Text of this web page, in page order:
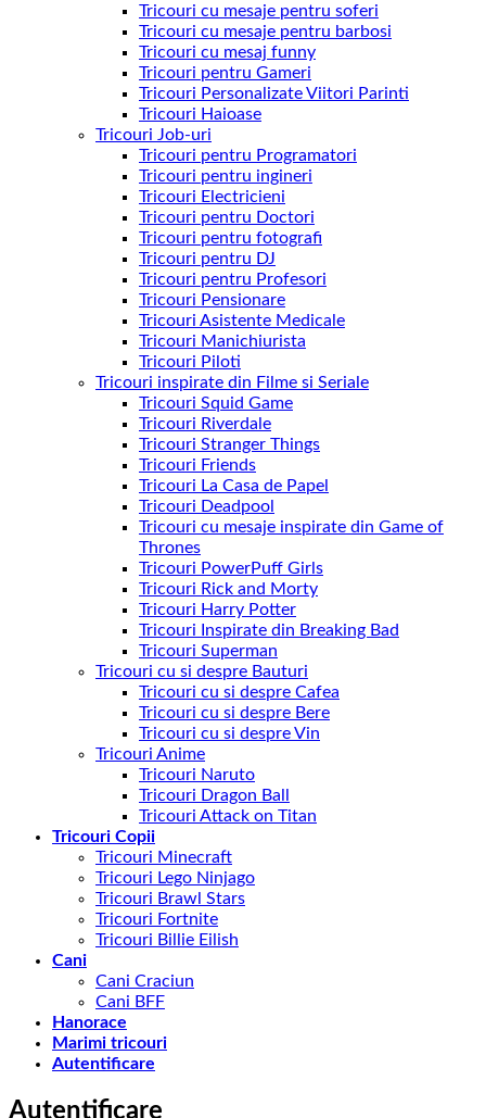
Tricouri cu mesaje pentru soferi
Tricouri cu mesaje pentru barbosi
Tricouri cu mesaj funny
Tricouri pentru Gameri
Tricouri Personalizate Viitori Parinti
Tricouri Haioase
Tricouri Job-uri
Tricouri pentru Programatori
Tricouri pentru ingineri
Tricouri Electricieni
Tricouri pentru Doctori
Tricouri pentru fotografi
Tricouri pentru DJ
Tricouri pentru Profesori
Tricouri Pensionare
Tricouri Asistente Medicale
Tricouri Manichiurista
Tricouri Piloti
Tricouri inspirate din Filme si Seriale
Tricouri Squid Game
Tricouri Riverdale
Tricouri Stranger Things
Tricouri Friends
Tricouri La Casa de Papel
Tricouri Deadpool
Tricouri cu mesaje inspirate din Game of
Thrones
Tricouri PowerPuff Girls
Tricouri Rick and Morty
Tricouri Harry Potter
Tricouri Inspirate din Breaking Bad
Tricouri Superman
Tricouri cu si despre Bauturi
Tricouri cu si despre Cafea
Tricouri cu si despre Bere
Tricouri cu si despre Vin
Tricouri Anime
Tricouri Naruto
Tricouri Dragon Ball
Tricouri Attack on Titan
Tricouri Copii
Tricouri Minecraft
Tricouri Lego Ninjago
Tricouri Brawl Stars
Tricouri Fortnite
Tricouri Billie Eilish
Cani
Cani Craciun
Cani BFF
Hanorace
Marimi tricouri
Autentificare
Autentificare